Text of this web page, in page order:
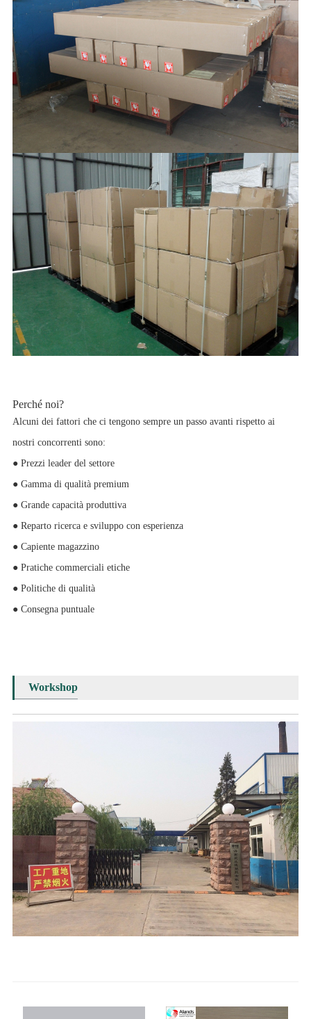
Perché noi?
Alcuni dei fattori che ci tengono sempre un passo avanti rispetto ai
nostri concorrenti sono:
● Prezzi leader del settore
● Gamma di qualità premium
● Grande capacità produttiva
● Reparto ricerca e sviluppo con esperienza
● Capiente magazzino
● Pratiche commerciali etiche
● Politiche di qualità
● Consegna puntuale
Workshop